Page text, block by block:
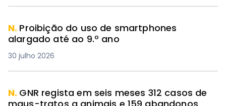
N. Proibição do uso de smartphones
alargado até ao 9.º ano
30 julho 2026
N. GNR regista em seis meses 312 casos de